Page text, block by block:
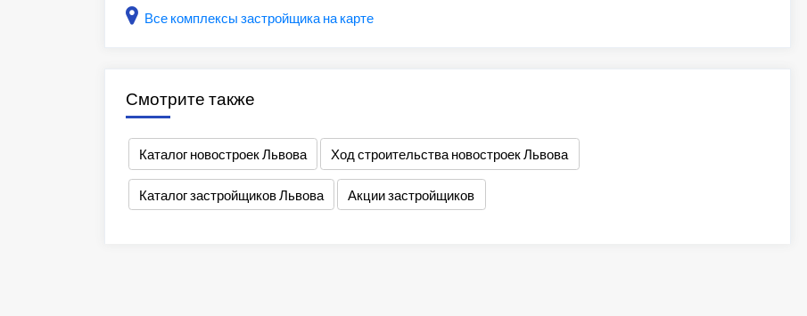
Все комплексы застройщика на карте
Смотрите также
Каталог новостроек Львова Ход строительства новостроек Львова
Каталог застройщиков Львова Акции застройщиков